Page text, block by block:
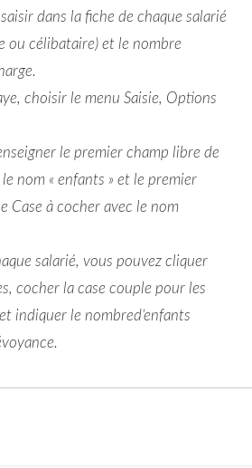
dans la fiche de chaque salarié
ou célibataire) et le nombre
choisir le menu Saisie, Options
le premier champ libre de
nom « enfants » et le premier
Case à cocher avec le nom
salarié, vous pouvez cliquer
cocher la case couple pour les
et indiquer le nombred’enfants
.